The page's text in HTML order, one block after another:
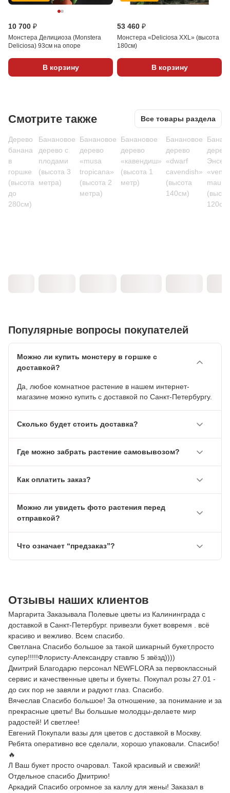
10 700 ₽
Монстера Делициоза (Monstera
Deliciosa) 93см на опоре
В корзину
53 460 ₽
Монстера «Deliciosa XXL» (высота
180см)
В корзину
Смотрите также Все товары раздела
Дерево
банана
в
горшке
(высота
до
280см)
Банановое
дерево с
плодами
(высота 3
метра)
Банановое
дерево
«musa
tropicana»
(высота 2
метра)
Банановое
дерево
«кавендиш»
(высота 1
метр)
Банановое
дерево
«dwarf
cavendish»
(высота
140см)
120см)
Популярные вопросы покупателей
Можно ли купить монстеру в горшке с
доставкой?
Да, любое комнатное растение в нашем интернет-
магазине можно купить с доставкой по Санкт-Петербургу.
Сколько будет стоить доставка?
Где можно забрать растение самовывозом?
Как оплатить заказ?
Можно ли увидеть фото растения перед
отправкой?
Что означает “предзаказ”?
Отзывы наших клиентов
Маргарита Заказывала Полевые цветы из Калининграда с
доставкой в Санкт-Петербург. привезли букет вовремя . всё
красиво и вежливо. Всем спасибо.
Светлана Спасибо большое за такой шикарный букет,просто
супер!!!!!Флористу-Александру ставлю 5 звёзд))))
Дмитрий Благодарю персонал NEWFLORA за первоклассный
сервис и качественные цветы и букеты. Покупал розы 27.01 -
до сих пор не завяли и радуют глаз. Спасибо.
Вячеслав Спасибо большое! За отношение, за понимание и за
прекрасные цветы! Вы большые молодцы-делаете мир
радостей! И светлее!
Евгений Покупали вазы для цветов с доставкой в Москву.
Ребята оперативно все сделали, хорошо упаковали. Спасибо!
🔥
Л Ваш букет просто очаровал. Такой красивый и свежий!
Отдельное спасибо Дмитрию!
Аркадий Спасибо огромное за каллу для жены! Заказал в